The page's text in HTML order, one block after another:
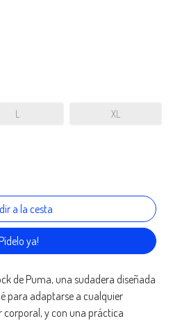
L XL
ya!
de Puma, una sudadera diseñada
para adaptarse a cualquier
y con una práctica